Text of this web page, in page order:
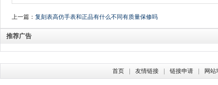
上一篇： 复刻表高仿手表和正品有什么不同有质量保修吗
推荐广告
首页 友情链接 链接申请 网站